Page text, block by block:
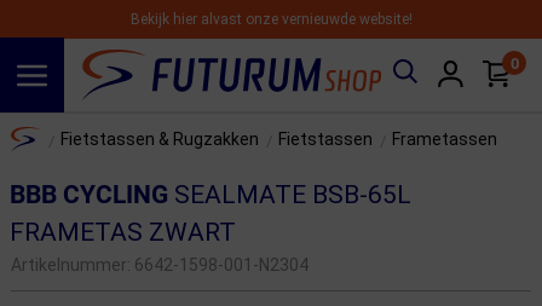
Bekijk hier alvast onze vernieuwde website!
0
Home Fietstassen & Rugzakken Fietstassen Frametassen
BBB CYCLING SEALMATE BSB-65L
FRAMETAS ZWART
Artikelnummer: 6642-1598-001-N2304